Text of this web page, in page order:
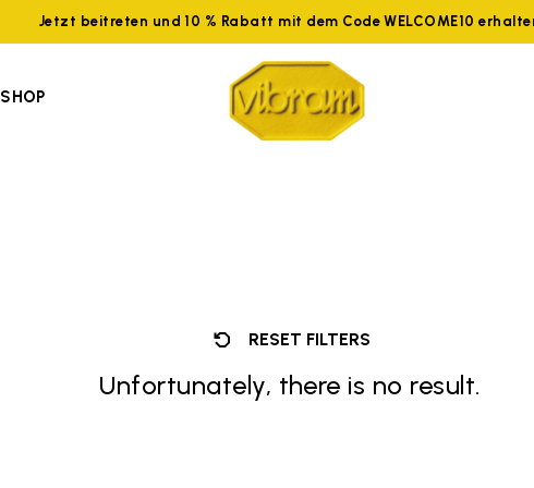
Jetzt beitreten und 10 % Rabatt mit dem Code WELCOME10
SHOP
RESET FILTERS
Unfortunately, there is no result.